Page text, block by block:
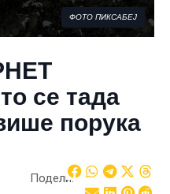
ФОТО ПИКСАБЕЈ
се тада
порука
Подели: